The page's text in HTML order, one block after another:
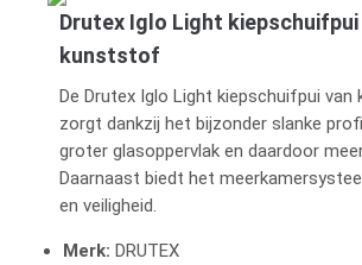
Drutex Iglo Light kiepschuifpui
kunststof
De Drutex Iglo Light kiepschuifpui
zorgt dankzij het bijzonder slanke
groter glasoppervlak en daardoor
Daarnaast biedt het
en veiligheid.
Merk: DRUTEX